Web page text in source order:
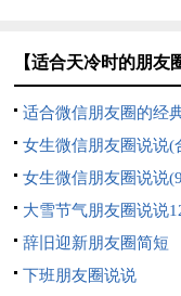
【适合天冷时的朋友
适合微信朋友圈的经
用15篇)
女生微信朋友圈说说(
女生微信朋友圈说说
大雪节气朋友圈说说
辞旧迎新朋友圈简短
下班朋友圈说说